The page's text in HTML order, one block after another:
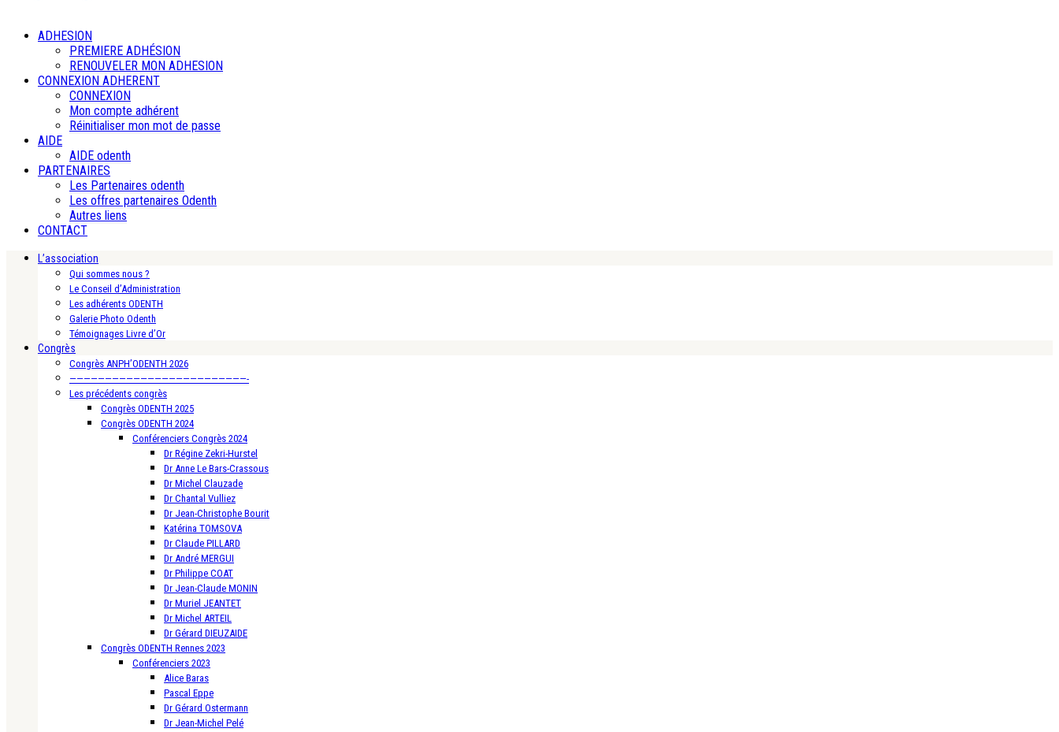
ADHESION
PREMIERE ADHÉSION
RENOUVELER MON ADHESION
CONNEXION ADHERENT
CONNEXION
Mon compte adhérent
Réinitialiser mon mot de passe
AIDE
AIDE odenth
PARTENAIRES
Les Partenaires odenth
Les offres partenaires Odenth
Autres liens
CONTACT
L’association
Qui sommes nous ?
Le Conseil d’Administration
Les adhérents ODENTH
Galerie Photo Odenth
Témoignages Livre d’Or
Congrès
Congrès ANPH’ODENTH 2026
—————————————————————————-
Les précédents congrès
Congrès ODENTH 2025
Congrès ODENTH 2024
Conférenciers Congrès 2024
Dr Régine Zekri-Hurstel
Dr Anne Le Bars-Crassous
Dr Michel Clauzade
Dr Chantal Vulliez
Dr Jean-Christophe Bourit
Katérina TOMSOVA
Dr Claude PILLARD
Dr André MERGUI
Dr Philippe COAT
Dr Jean-Claude MONIN
Dr Muriel JEANTET
Dr Michel ARTEIL
Dr Gérard DIEUZAIDE
Congrès ODENTH Rennes 2023
Conférenciers 2023
Alice Baras
Pascal Eppe
Dr Gérard Ostermann
Dr Jean-Michel Pelé